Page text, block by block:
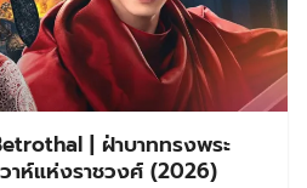
| ฝ่าบาททรงพระ
ห์แห่งราชวงศ์ (2026)